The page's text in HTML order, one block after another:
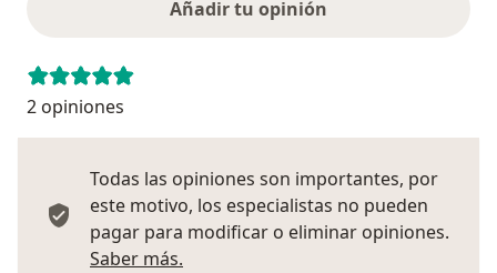
Añadir tu opinión
2 opiniones
Todas las opiniones son importantes, por
este motivo, los especialistas no pueden
pagar para modificar o eliminar opiniones.
Saber más.